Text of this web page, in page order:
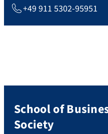
+49 911 5302-95951
School of
Society